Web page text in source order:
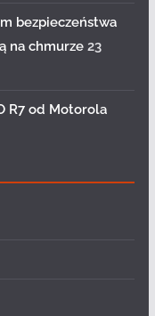
bezpieczeństwa
na chmurze 23
R7 od Motorola